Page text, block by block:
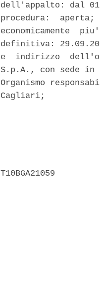
dell'appalto: dal
procedura:
economicamente
definitiva:
e  indirizzo
S.p.A., con sede in
Organismo
Cagliari;